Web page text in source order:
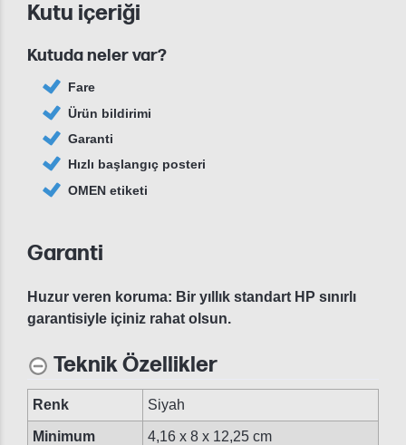
Kutu içeriği
Kutuda neler var?
Fare
Ürün bildirimi
Garanti
Hızlı başlangıç posteri
OMEN etiketi
Garanti
Huzur veren koruma: Bir yıllık standart HP sınırlı
garantisiyle içiniz rahat olsun.
Teknik Özellikler
Renk Siyah
Minimum
4,16 x 8 x 12,25 cm